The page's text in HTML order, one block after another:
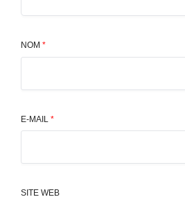
NOM *
E-MAIL *
SITE WEB